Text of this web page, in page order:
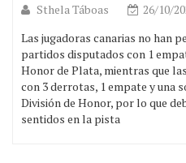
Sthela Táboas
26/10/
Las jugadoras canarias no han
partidos disputados con 1
Honor de Plata, mientras que
con 3 derrotas, 1 empate y una
División de Honor, por lo que
sentidos en la pista